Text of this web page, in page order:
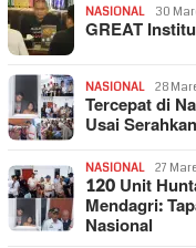
NASIONAL 30
GREAT
NASIONAL 28
Tercepat di
Usai
NASIONAL 27
120 Unit
Mendagri:
Nasional